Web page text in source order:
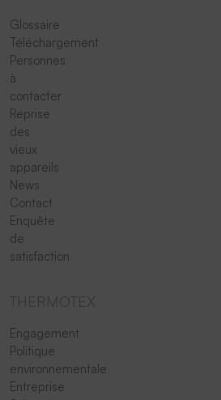
Glossaire
Téléchargement
Personnes
à
contacter
Reprise
des
vieux
appareils
News
Contact
Enquête
de
satisfaction
Engagement
Politique
environnementale
Entreprise